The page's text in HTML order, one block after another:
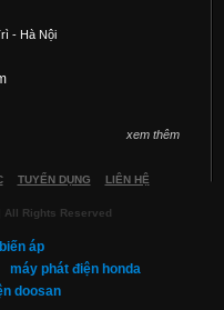
- Hà Nội
xem thêm
TUYỂN DỤNG LIÊN HỆ
All Rights Reserved
áp
máy phát điện honda
doosan